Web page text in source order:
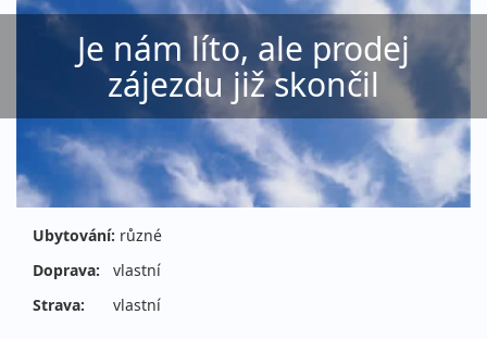
Je nám líto, ale prodej
zájezdu již skončil
Ubytování: různé
Doprava:
vlastní
Strava:
vlastní